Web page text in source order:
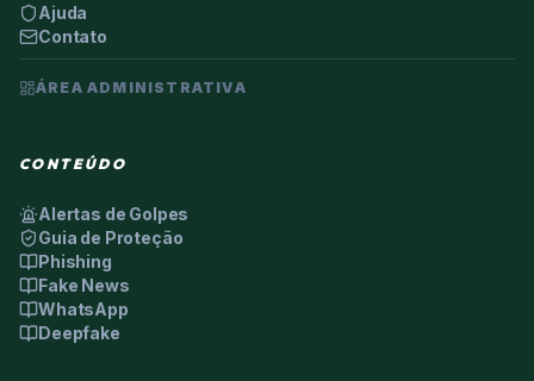
Ajuda
Contato
ÁREA ADMINISTRATIVA
CONTEÚDO
Alertas de Golpes
Guia de Proteção
Phishing
Fake News
WhatsApp
Deepfake